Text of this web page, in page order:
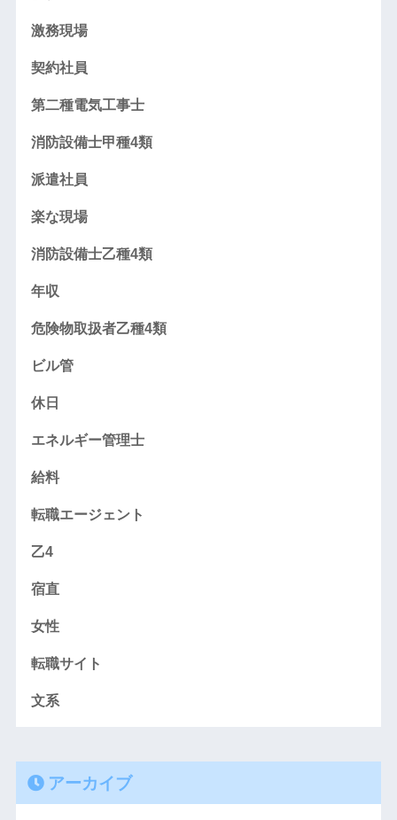
激務現場
契約社員
第二種電気工事士
消防設備士甲種4類
派遣社員
楽な現場
消防設備士乙種4類
年収
危険物取扱者乙種4類
ビル管
休日
エネルギー管理士
給料
転職エージェント
乙4
宿直
女性
転職サイト
文系
アーカイブ